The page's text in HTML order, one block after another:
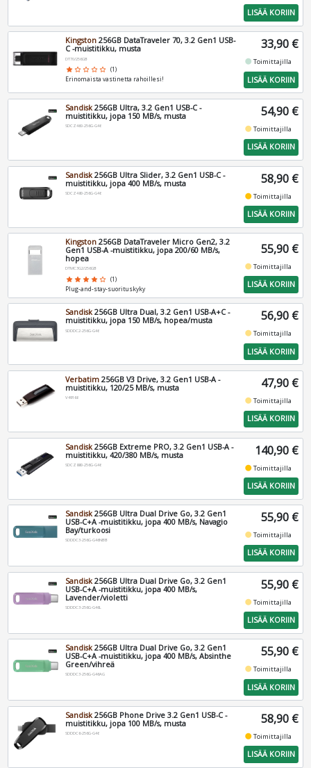
LISÄÄ KORIIN
Kingston 256GB DataTraveler 70, 3.2 Gen1 USB-
C -muistitikku, musta
DT70/256GB
star star_border star_border star_border star_border (1)
Erinomaista vastinetta rahoillesi!
33,90 €
fiber_manual_recordToimittajilla
LISÄÄ KORIIN
Sandisk256GB Ultra, 3.2 Gen1 USB-C -
muistitikku, jopa 150 MB/s, musta
SDCZ460-256G-G46
54,90 €
fiber_manual_recordToimittajilla
LISÄÄ KORIIN
Sandisk 256GB Ultra Slider, 3.2 Gen1 USB-C -
muistitikku, jopa 400 MB/s, musta
SDCZ480-256G-G46
58,90 €
fiber_manual_recordToimittajilla
LISÄÄ KORIIN
Kingston 256GB DataTraveler Micro Gen2, 3.2
Gen1 USB-A -muistitikku, jopa 200/60 MB/s,
hopea
DTMC3G2/256GB
star star star star star_border (1)
Plug-and-stay-suorituskyky
55,90 €
fiber_manual_recordToimittajilla
LISÄÄ KORIIN
Sandisk256GB Ultra Dual, 3.2 Gen1 USB-A+C -
muistitikku, jopa 150 MB/s, hopea/musta
SDDDC2-256G-G46
56,90 €
fiber_manual_recordToimittajilla
LISÄÄ KORIIN
Verbatim 256GB V3 Drive, 3.2 Gen1 USB-A -
muistitikku, 120/25 MB/s, musta
V49168
47,90 €
fiber_manual_recordToimittajilla
LISÄÄ KORIIN
Sandisk 256GB Extreme PRO, 3.2 Gen1 USB-A -
muistitikku, 420/380 MB/s, musta
SDCZ880-256G-G46
140,90 €
fiber_manual_recordToimittajilla
LISÄÄ KORIIN
Sandisk256GB Ultra Dual Drive Go, 3.2 Gen1
USB-C+A -muistitikku, jopa 400 MB/s, Navagio
Bay/turkoosi
SDDDC3-256G-G46NBB
55,90 €
fiber_manual_recordToimittajilla
LISÄÄ KORIIN
Sandisk 256GB Ultra Dual Drive Go, 3.2 Gen1
USB-C+A -muistitikku, jopa 400 MB/s,
Lavender/violetti
SDDDC3-256G-G46L
55,90 €
fiber_manual_recordToimittajilla
LISÄÄ KORIIN
Sandisk256GB Ultra Dual Drive Go, 3.2 Gen1
USB-C+A -muistitikku, jopa 400 MB/s, Absinthe
Green/vihreä
SDDDC3-256G-G46AG
55,90 €
fiber_manual_recordToimittajilla
LISÄÄ KORIIN
Sandisk 256GB Phone Drive 3.2 Gen1 USB-C -
muistitikku, jopa 100 MB/s, musta
SDDDC6-256G-G46
58,90 €
fiber_manual_recordToimittajilla
LISÄÄ KORIIN